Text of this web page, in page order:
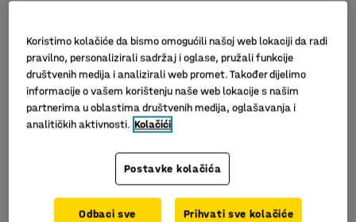
Koristimo kolačiće da bismo omogućili našoj web lokaciji da radi
pravilno, personalizirali sadržaj i oglase, pružali funkcije
društvenih medija i analizirali web promet. Također dijelimo
informacije o vašem korištenju naše web lokacije s našim
partnerima u oblastima društvenih medija, oglašavanja i
analitičkih aktivnosti. Kolačići
Postavke kolačića
Odbaci sve Prihvati sve kolačiće